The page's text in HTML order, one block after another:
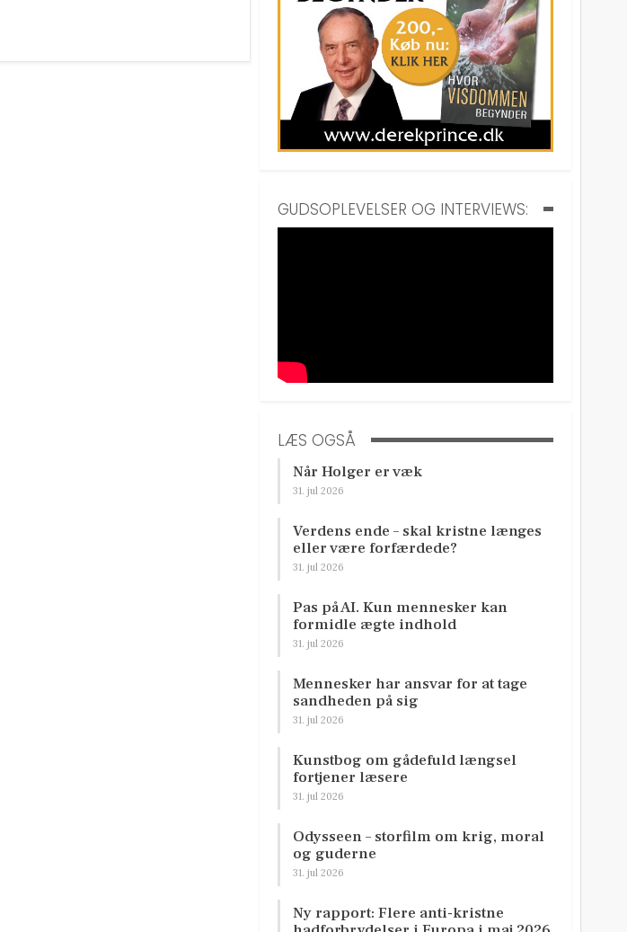
GUDSOPLEVELSER OG INTERVIEWS:
LÆS OGSÅ
Når Holger er væk
31. jul 2026
Verdens ende – skal kristne længes
eller være forfærdede?
31. jul 2026
Pas på AI. Kun mennesker kan
formidle ægte indhold
31. jul 2026
Mennesker har ansvar for at tage
sandheden på sig
31. jul 2026
Kunstbog om gådefuld længsel
fortjener læsere
31. jul 2026
Odysseen – storfilm om krig, moral
og guderne
31. jul 2026
Ny rapport: Flere anti-kristne